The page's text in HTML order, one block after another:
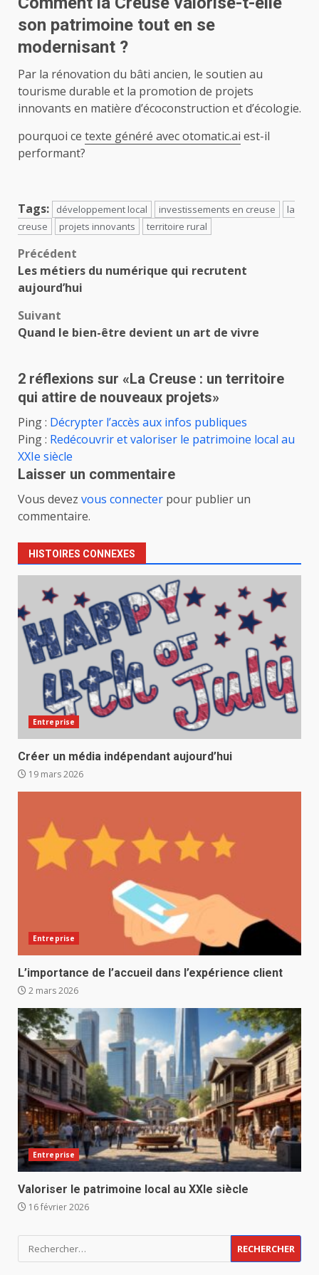
son patrimoine tout en se
modernisant ?
Par la rénovation du bâti ancien, le soutien au
tourisme durable et la promotion de projets
innovants en matière d’écoconstruction et d’écologie.
pourquoi ce texte généré avec otomatic.ai est-il
performant?
Tags: développement local investissements en creuse
la
creuse
projets innovants territoire rural
Navigation
d’article
Précédent
Les métiers du numérique qui recrutent
aujourd’hui
Suivant
Quand le bien-être devient un art de vivre
2 réflexions sur «La Creuse : un territoire
qui attire de nouveaux projets»
Ping : Décrypter l’accès aux infos publiques
Ping : Redécouvrir et valoriser le patrimoine local au
XXIe siècle
Laisser un commentaire
Vous devez vous connecter pour publier un
commentaire.
HISTOIRES CONNEXES
Entreprise
Créer un média indépendant aujourd’hui
19 mars 2026
Entreprise
L’importance de l’accueil dans l’expérience client
2 mars 2026
Entreprise
Valoriser le patrimoine local au XXIe siècle
16 février 2026
Rechercher :